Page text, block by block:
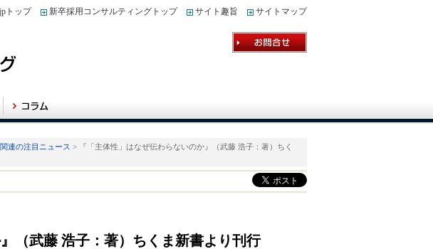
トップ 新卒採用コンサルティングトップ サイト趣旨 サイトマップ
連の注目ニュース > 『「主体性」はなぜ伝わらないのか』（武藤 浩子：著）ちく
（武藤 浩子：著）ちくま新書より刊行